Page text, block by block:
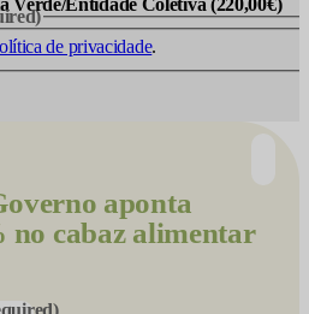
de privacidade.
aponta
no cabaz alimentar